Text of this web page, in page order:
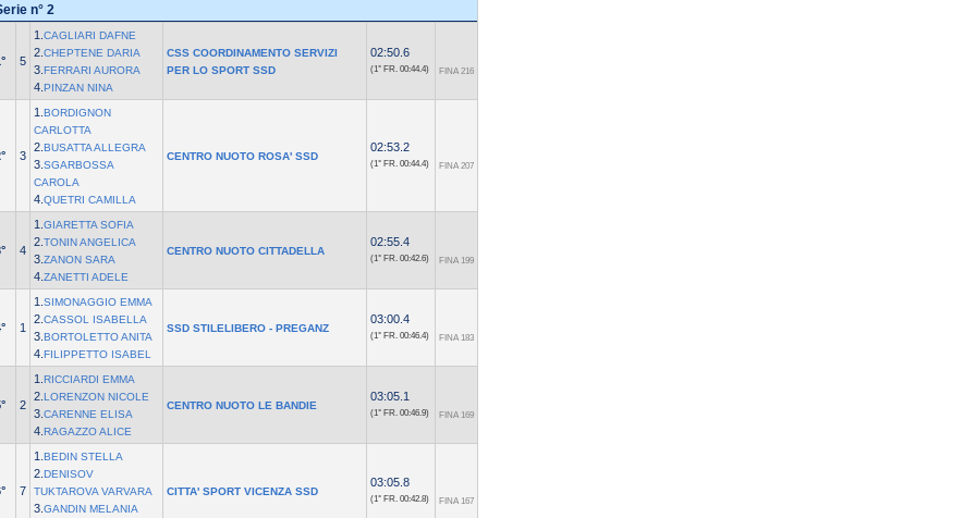
n° 2
5
1. CAGLIARI DAFNE
2. CHEPTENE DARIA
3. FERRARI AURORA
4. PINZAN NINA
CSS COORDINAMENTO SERVIZI
PER LO SPORT SSD
02:50.6
(1° FR. 00:44.4) FINA 216
3
1. BORDIGNON
CARLOTTA
2. BUSATTA ALLEGRA
3. SGARBOSSA
CAROLA
4. QUETRI CAMILLA
CENTRO NUOTO ROSA' SSD
02:53.2
(1° FR. 00:44.4) FINA 207
4
1. GIARETTA SOFIA
2. TONIN ANGELICA
3. ZANON SARA
4. ZANETTI ADELE
CENTRO NUOTO CITTADELLA
02:55.4
(1° FR. 00:42.6) FINA 199
1
1. SIMONAGGIO EMMA
2. CASSOL ISABELLA
3. BORTOLETTO ANITA
4. FILIPPETTO ISABEL
SSD STILELIBERO - PREGANZ
03:00.4
(1° FR. 00:46.4) FINA 183
2
1. RICCIARDI EMMA
2. LORENZON NICOLE
3. CARENNE ELISA
4. RAGAZZO ALICE
CENTRO NUOTO LE BANDIE
03:05.1
(1° FR. 00:46.9) FINA 169
7
1. BEDIN STELLA
2. DENISOV
TUKTAROVA VARVARA
3. GANDIN MELANIA
CITTA' SPORT VICENZA SSD
03:05.8
(1° FR. 00:42.8) FINA 167